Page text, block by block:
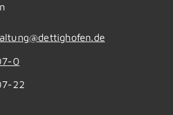
0
22